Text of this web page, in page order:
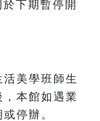
下期暫停開
美學班師生
本館如遇業
停辦。